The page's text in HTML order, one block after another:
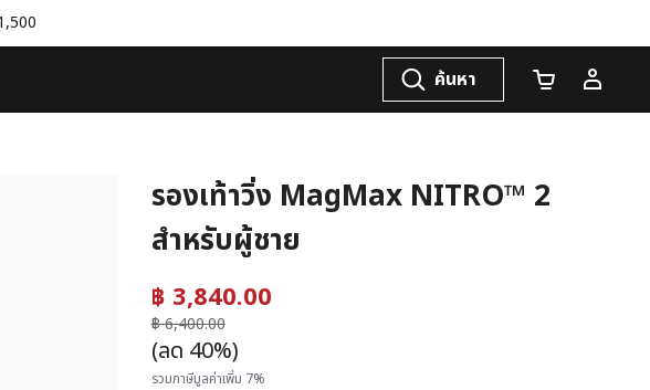
ค้นหา จำนวนรถเข็น
รองเท้าวิ่ง MagMax NITRO™ 2
สำหรับผู้ชาย
฿ 3,840.00ราคาลดลงจาก
฿ 6,400.00
ถึง
(ลด 40%)
รวมภาษีมูลค่าเพิ่ม 7%